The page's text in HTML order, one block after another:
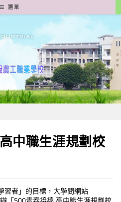
選單
中職生涯規劃校
習者」的目標，大學問網站